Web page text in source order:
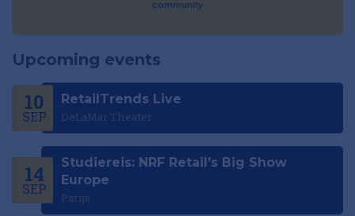
community
Upcoming events
10
SEP
RetailTrends Live
DeLaMar Theater
14
SEP
Studiereis: NRF Retail's Big Show
Europe
Parijs